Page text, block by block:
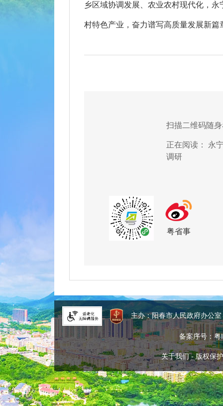
乡区域协调发展、农业农村现代化，永
村特色产业，奋力谱写高质量发展新篇
扫描二维码随
正在阅读： 永
调研
粤省事
主办：阳春市人民政府办公室
备案序号：
关于我们-版权保护